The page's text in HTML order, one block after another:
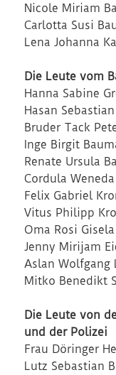
Nicole Miriam
Carlotta Susi
Lena Johanna
Die Leute vom
Hanna Sabine
Hasan
Bruder Tack
Inge Birgit
Renate Ursula
Cordula
Felix Gabriel
Vitus Philipp
Oma Rosi
Jenny Mirijam
Aslan Wolfgang
Mitko Benedikt
Die Leute von
und der Polizei
Frau Döringer
Lutz Sebastian